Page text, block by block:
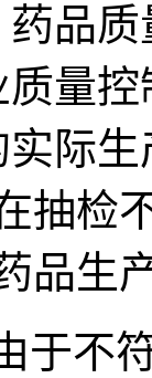
质
量
际
抽检
品生
不符